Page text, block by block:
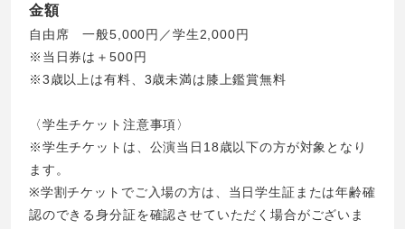
金額
自由席 一般5,000円／学生2,000円
※当日券は＋500円
※3歳以上は有料、3歳未満は膝上鑑賞無料
〈学生チケット注意事項〉
※学生チケットは、公演当日18歳以下の方が対象となり
ます。
※学割チケットでご入場の方は、当日学生証または年齢確
認のできる身分証を確認させていただく場合がございま